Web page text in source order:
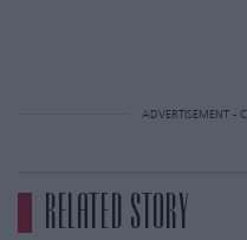
ADVERTISEMENT -
RELATED STORY